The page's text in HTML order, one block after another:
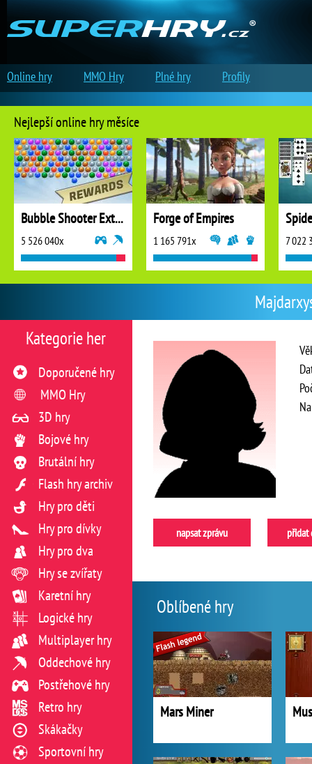
napsat zprávu přidat
Oblíbené hry
Mars Miner
Kategorie her
Doporučené hry
MMO Hry
3D hry
Bojové hry
Brutální hry
Flash hry archiv
Hry pro děti
Hry pro dívky
Hry pro dva
Hry se zvířaty
Karetní hry
Logické hry
Multiplayer hry
Oddechové hry
Postřehové hry
Retro hry
Skákačky
Sportovní hry
Nejlepší online hry měsíce
Bubble Shooter Extreme
5 526 040x
Forge of Empires
1 165 791x 7 022
Online hry MMO Hry Plné hry Profily